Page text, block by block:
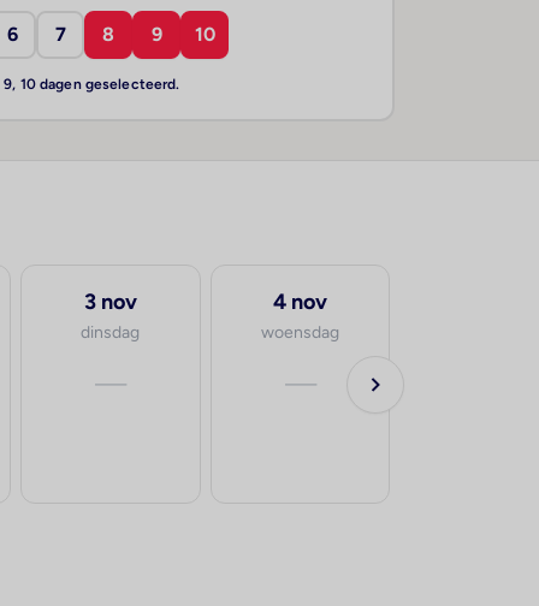
6 7 8 9 10
9, 10 dagen geselecteerd.
3 nov
dinsdag
—
4 nov
woensdag
—